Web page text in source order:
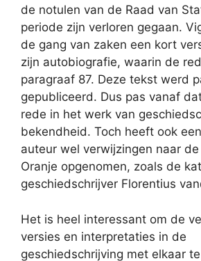
de notulen van de Raad van
periode zijn verloren gegaan.
de gang van zaken een kort
zijn autobiografie, waarin de
paragraaf 87. Deze tekst werd
gepubliceerd. Dus pas vanaf
rede in het werk van
bekendheid. Toch heeft ook
auteur wel verwijzingen naar
Oranje opgenomen, zoals de
geschiedschrijver Florentius
Het is heel interessant om de
versies en interpretaties in de
geschiedschrijving met elkaar